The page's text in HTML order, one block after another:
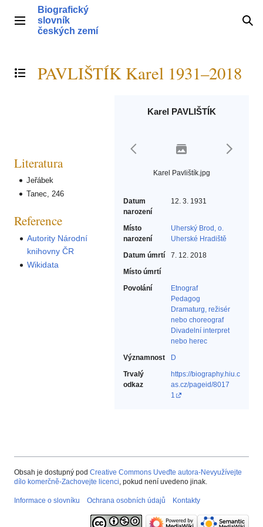
obsahHlavní menu
Biografický
slovník
českých zemí
Přepnout obsah
PAVLIŠTÍK Karel 1931–2018
Karel PAVLIŠTÍK
Karel Pavlištík.jpg
Datum
narození
12. 3. 1931
Místo
narození
Uherský Brod, o.
Uherské Hradiště
Datum úmrtí
7. 12. 2018
Místo úmrtí
Povolání
Etnograf‎
Pedagog‎
Dramaturg, režisér
nebo choreograf‎
Divadelní interpret
nebo herec‎
Významnost
D
Trvalý
odkaz
https://biography.hiu.c
as.cz/pageid/8017
1
Literatura
Jeřábek
Tanec, 246
Reference
Autority Národní
knihovny ČR
Wikidata
Obsah je dostupný pod Creative Commons Uveďte autora-Nevyužívejte
dílo komerčně-Zachovejte licenci, pokud není uvedeno jinak.
Informace o slovníku Ochrana osobních údajů Kontakty